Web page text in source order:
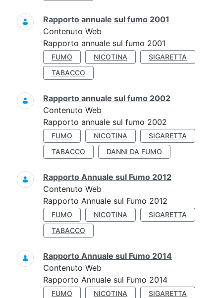
Rapporto annuale sul fumo 2001
Contenuto Web
Rapporto annuale sul fumo 2001
FUMO NICOTINA
SIGARETTA
TABACCO
Rapporto annuale sul fumo 2002
Contenuto Web
Rapporto annuale sul fumo 2002
FUMO NICOTINA
SIGARETTA
TABACCO
DANNI DA FUMO
Rapporto Annuale sul Fumo 2012
Contenuto Web
Rapporto Annuale sul Fumo 2012
FUMO NICOTINA
SIGARETTA
TABACCO
Rapporto Annuale sul Fumo 2014
Contenuto Web
Rapporto Annuale sul Fumo 2014
FUMO NICOTINA
SIGARETTA